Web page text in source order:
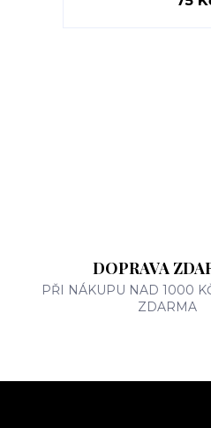
DOPRAVA
PŘI NÁKUPU NAD 1000
ZDARMA